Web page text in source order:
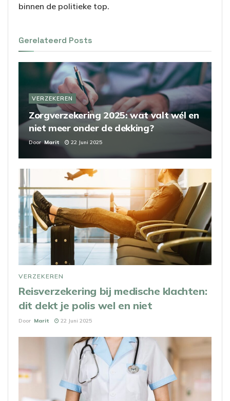
binnen de politieke top.
Gerelateerd Posts
VERZEKEREN
Zorgverzekering 2025: wat valt wél en
niet meer onder de dekking?
Door Marit 22 Juni 2025
VERZEKEREN
Reisverzekering bij medische klachten:
dit dekt je polis wel en niet
Door Marit 22 Juni 2025